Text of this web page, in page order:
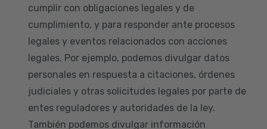
cumplir con obligaciones legales y de
cumplimiento, y para responder ante procesos
legales y eventos relacionados con acciones
legales. Por ejemplo, podemos divulgar datos
personales en respuesta a citaciones, órdenes
judiciales y otras solicitudes legales por parte de
entes reguladores y autoridades de la ley.
También podemos divulgar información